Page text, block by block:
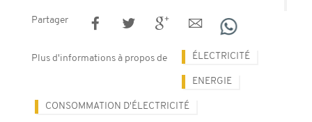
Partager
Plus d'informations à propos de ÉLECTRICITÉ
ENERGIE
CONSOMMATION D'ÉLECTRICITÉ